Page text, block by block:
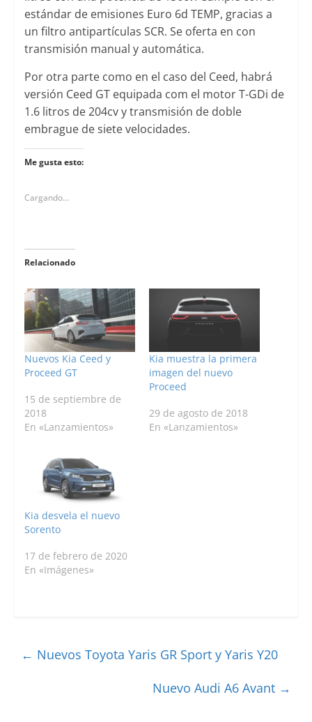
estándar de emisiones Euro 6d TEMP, gracias a
un filtro antipartículas SCR. Se oferta en con
transmisión manual y automática.
Por otra parte como en el caso del Ceed, habrá
versión Ceed GT equipada com el motor T-GDi de
1.6 litros de 204cv y transmisión de doble
embrague de siete velocidades.
Me gusta esto:
Cargando...
Relacionado
Nuevos Kia Ceed y
Proceed GT
15 de septiembre de
2018
En «Lanzamientos»
Kia muestra la primera
imagen del nuevo
Proceed
29 de agosto de 2018
En «Lanzamientos»
Kia desvela el nuevo
Sorento
17 de febrero de 2020
En «Imágenes»
← Nuevos Toyota Yaris GR Sport y Yaris Y20
Nuevo Audi A6 Avant →